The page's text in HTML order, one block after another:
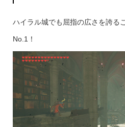
ハイラル城でも屈指の広さを誇る
No.1！